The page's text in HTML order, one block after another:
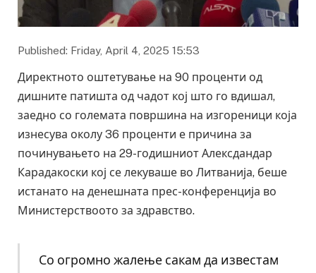
Published: Friday, April 4, 2025 15:53
Директното оштетување на 90 проценти од
дишните патишта од чадот кој што го вдишал,
заедно со големата површина на изгореници која
изнесува околу 36 проценти е причина за
починувањето на 29-годишниот Алексдандар
Карадакоски кој се лекуваше во Литванија, беше
истанато на денешната прес-конференција во
Министерствоото за здравство.
Со огромно жалење сакам да известам